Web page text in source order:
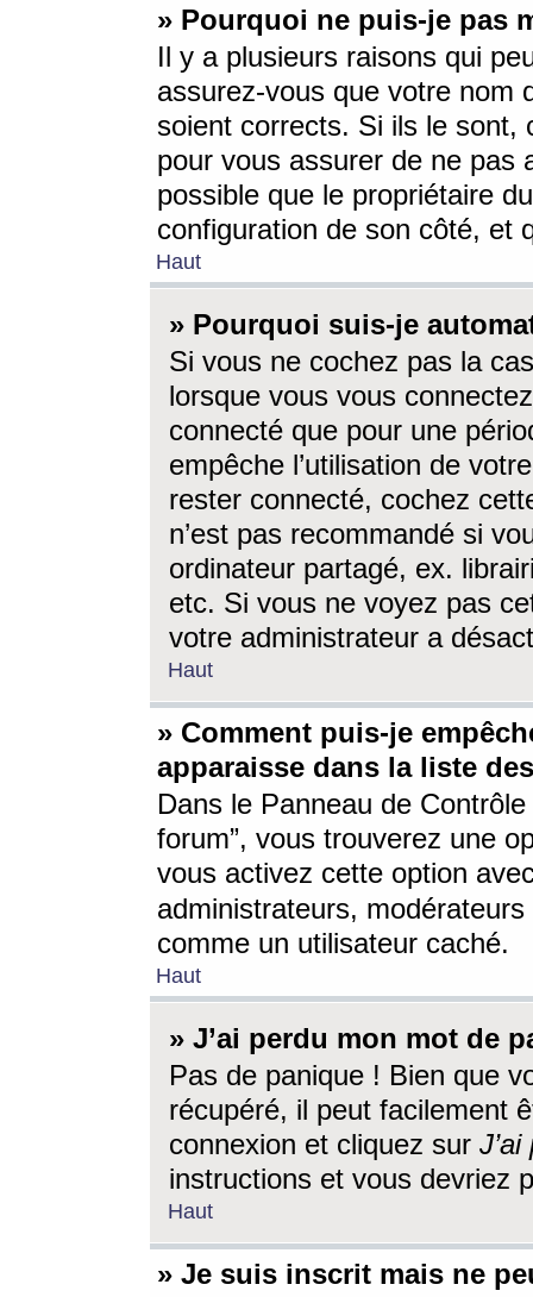
» Pourquoi ne puis-je pas
Il y a plusieurs raisons qui
assurez-vous que votre nom
soient corrects. Si ils le sont,
pour vous assurer de ne pas
possible que le propriétaire
configuration de son côté, et
Haut
» Pourquoi suis-je
Si vous ne cochez pas la
lorsque vous vous
connecté que pour une
empêche l’utilisation de
rester connecté, cochez
n’est pas recommandé si
ordinateur partagé, ex.
etc. Si vous ne voyez pas
votre administrateur a
Haut
» Comment puis-je
apparaisse dans la liste
Dans le Panneau de
forum”, vous trouverez une
vous activez cette option
administrateurs,
comme un utilisateur caché.
Haut
» J’ai perdu mon mot de
Pas de panique ! Bien que
récupéré, il peut facilement
connexion et cliquez sur
instructions et vous devriez
Haut
» Je suis inscrit mais ne